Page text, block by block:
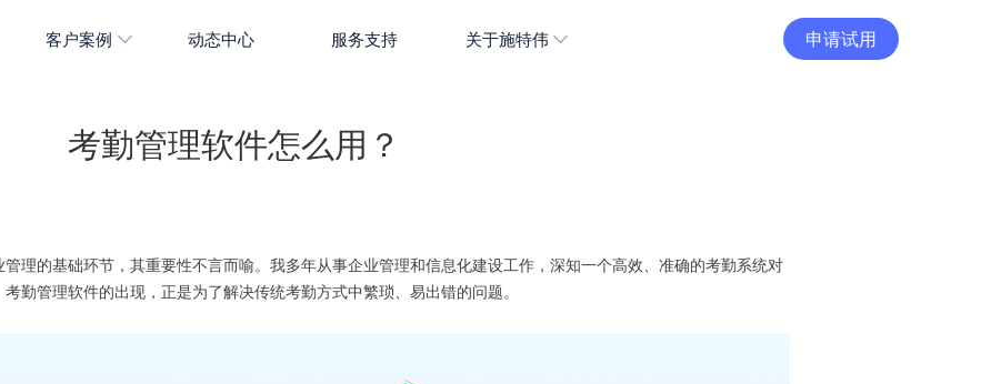
客户案例 动态中心 服务支持 关于施特伟 申请试用
考勤管理软件怎么用？
理的基础环节，其重要性不言而喻。我多年从事企业管理和信息化建设工作，深知一个高效、准确的考勤系统对
勤管理软件的出现，正是为了解决传统考勤方式中繁琐、易出错的问题。